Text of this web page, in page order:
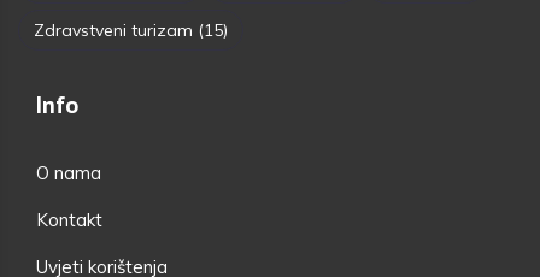
Zdravstveni turizam (15)
Info
O nama
Kontakt
Uvjeti korištenja